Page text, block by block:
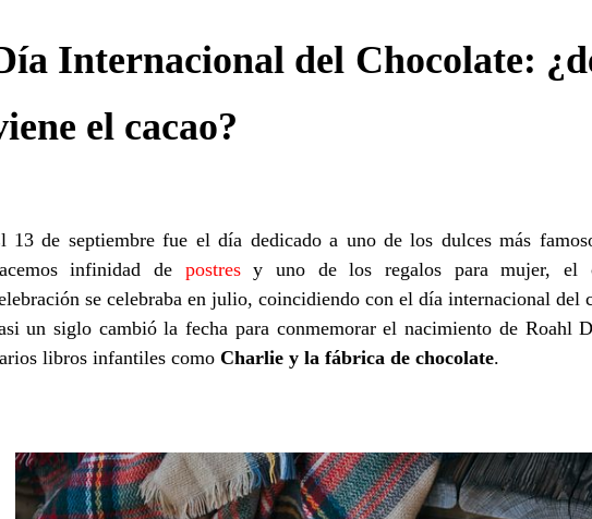
Internacional del Chocolate:
el cacao?
13 de septiembre fue el día dedicado a uno de los dulces más
infinidad de postresy uno de los regalos para mujer, el
se celebraba en julio, coincidiendo con el día internacional del
un siglo cambió la fecha para conmemorar el nacimiento de Roahl
libros infantiles como Charlie y la fábrica de chocolate.